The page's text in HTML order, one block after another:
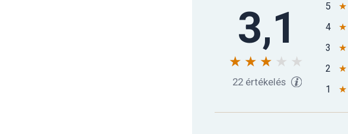
3,1
22 értékelés
5 ★
4
★
3
★
2
★
1
★